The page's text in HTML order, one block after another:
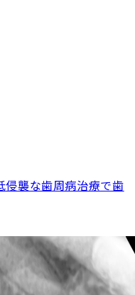
侵襲な歯周病治療で歯